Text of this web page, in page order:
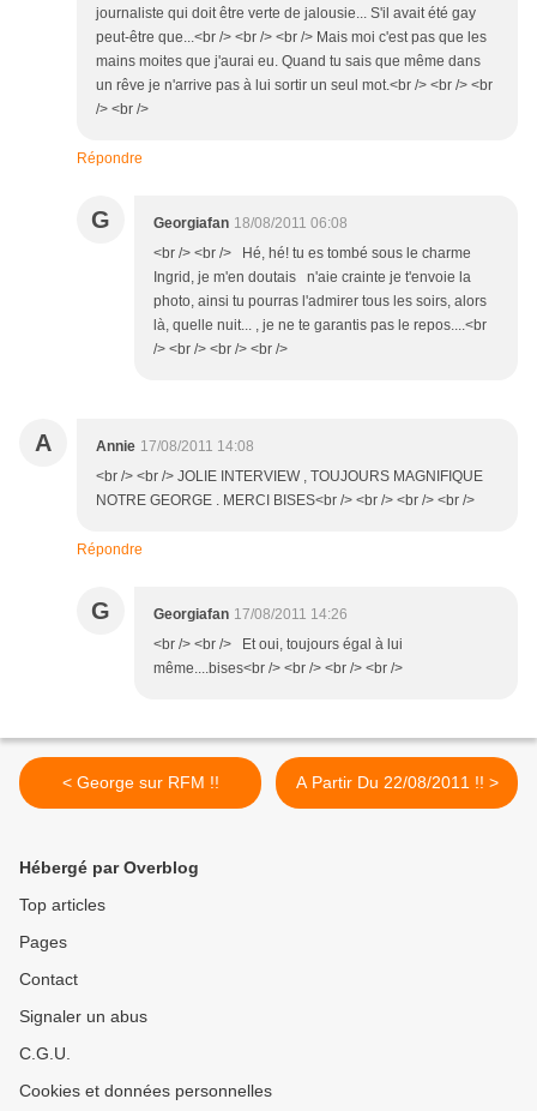
journaliste qui doit être verte de jalousie... S'il avait été gay
peut-être que...<br /> <br /> <br /> Mais moi c'est pas que les
mains moites que j'aurai eu. Quand tu sais que même dans
un rêve je n'arrive pas à lui sortir un seul mot.<br /> <br /> <br
/> <br />
Répondre
G Georgiafan 18/08/2011 06:08
<br /> <br /> Hé, hé! tu es tombé sous le charme
Ingrid, je m'en doutais n'aie crainte je t'envoie la
photo, ainsi tu pourras l'admirer tous les soirs, alors
là, quelle nuit... , je ne te garantis pas le repos....<br
/> <br /> <br /> <br />
A Annie 17/08/2011 14:08
<br /> <br /> JOLIE INTERVIEW , TOUJOURS MAGNIFIQUE
NOTRE GEORGE . MERCI BISES<br /> <br /> <br /> <br />
Répondre
G Georgiafan 17/08/2011 14:26
<br /> <br /> Et oui, toujours égal à lui
même....bises<br /> <br /> <br /> <br />
< George sur RFM !! A Partir Du 22/08/2011 !! >
Hébergé par Overblog
Top articles
Pages
Contact
Signaler un abus
C.G.U.
Cookies et données personnelles